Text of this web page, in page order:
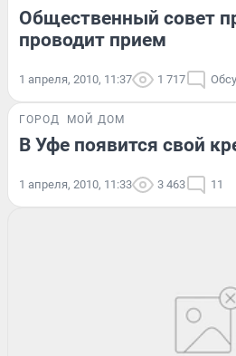
Общественный совет
проводит прием
1 апреля, 2010, 11:37 1 717
ГОРОД МОЙ ДОМ
В Уфе появится свой
1 апреля, 2010, 11:33 3 463 11